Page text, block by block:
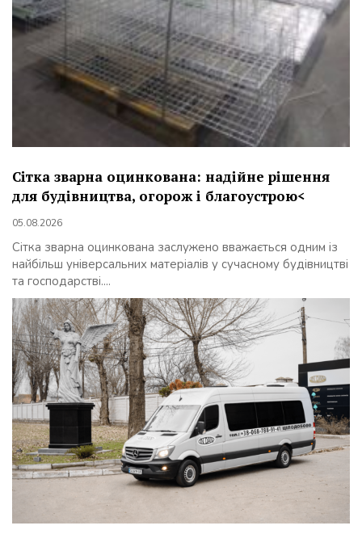
Сітка зварна оцинкована: надійне рішення
для будівництва, огорож і благоустрою<
05.08.2026
Сітка зварна оцинкована заслужено вважається одним із
найбільш універсальних матеріалів у сучасному будівництві
та господарстві....